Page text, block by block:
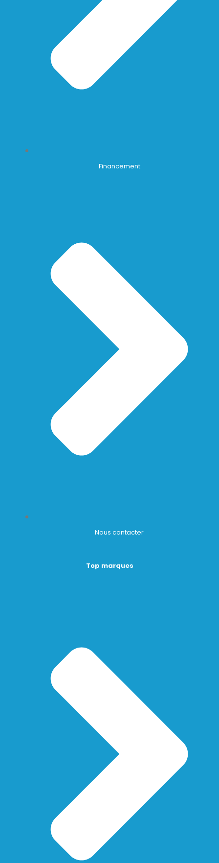
Financement
Nous contacter
Top marques